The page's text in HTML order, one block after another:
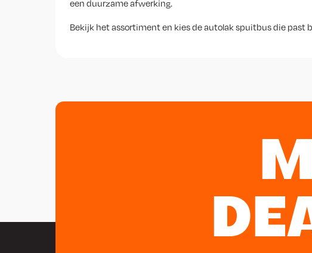
een duurzame afwerking.
Bekijk het assortiment en kies de autolak spuitbus die past